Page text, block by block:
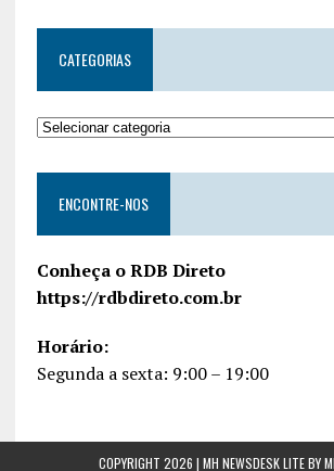
CATEGORIAS
ENCONTRE-NOS
Conheça o RDB Direto
https://rdbdireto.com.br
Horário:
Segunda a sexta: 9:00 – 19:00
COPYRIGHT 2026 | MH NEWSDESK LITE BY